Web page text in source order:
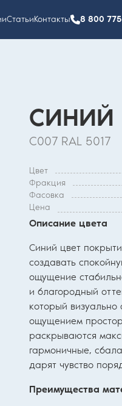
СтатьиКонтакты 8 800
СИНИЙ
С007 RAL 5017
Цвет
Фракция
Фасовка
Цена
Описание цвета
Синий цвет
создавать
ощущение
и благородный
который визуально
ощущением
раскрываются
гармоничные,
дарят чувство
Преимущества